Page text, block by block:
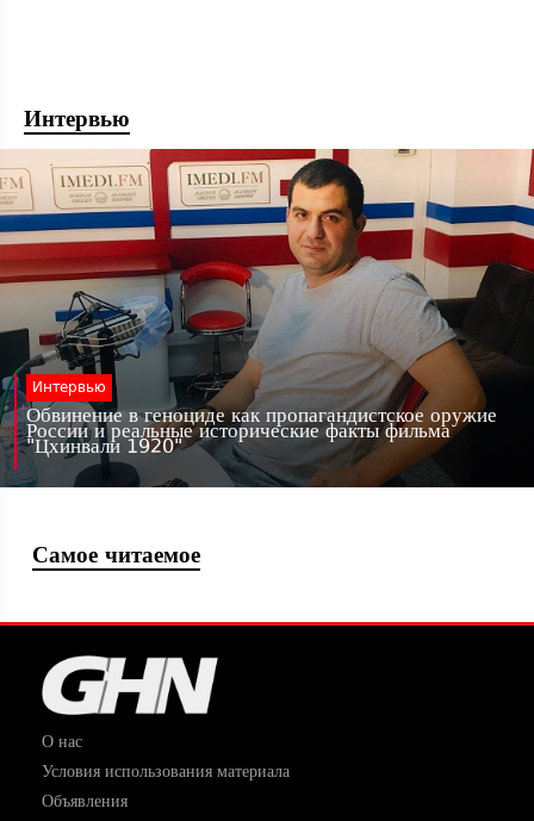
Интервью
Интервью
Обвинение в геноциде как пропагандистское оружие
России и реальные исторические факты фильма
"Цхинвали 1920"
Самое читаемое
О нас
Условия использования материала
Объявления